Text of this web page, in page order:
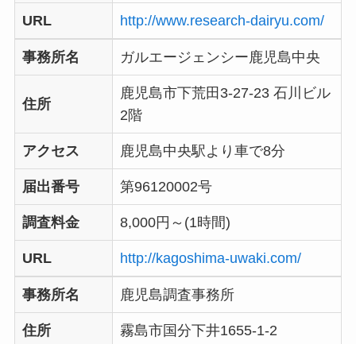
URL http://www.research-dairyu.com/
事務所名 ガルエージェンシー鹿児島中央
住所
鹿児島市下荒田3-27-23 石川ビル
2階
アクセス 鹿児島中央駅より車で8分
届出番号 第96120002号
調査料金 8,000円～(1時間)
URL http://kagoshima-uwaki.com/
事務所名 鹿児島調査事務所
住所 霧島市国分下井1655-1-2